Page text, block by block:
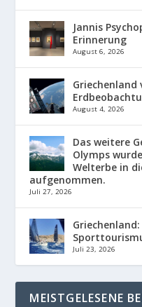
Jannis
Erinnerung
August 6, 2026
August 4, 2026
Das weitere
Olymps
Welterbe in
aufgenommen.
Juli 27, 2026
Juli 23, 2026
MEISTGELESENE